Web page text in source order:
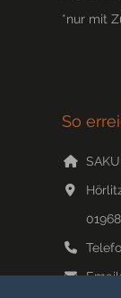
*nur mit
So
01968